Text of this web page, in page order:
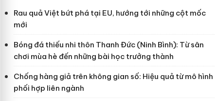
Rau quả Việt bứt phá tại EU, hướng tới những cột mốc
mới
Bóng đá thiếu nhi thôn Thanh Đức (Ninh Bình): Từ sân
chơi mùa hè đến những bài học trưởng thành
Chống hàng giả trên không gian số: Hiệu quả từ mô hình
phối hợp liên ngành